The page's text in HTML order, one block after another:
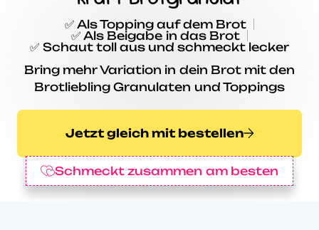
✅ Als Topping auf dem Brot
✅ Als Beigabe in das Brot
✅ Schaut toll aus und schmeckt lecker
Bring mehr Variation in dein Brot mit den
Brotliebling Granulaten und Toppings
Jetzt gleich mit bestellen
Schmeckt zusammen am besten